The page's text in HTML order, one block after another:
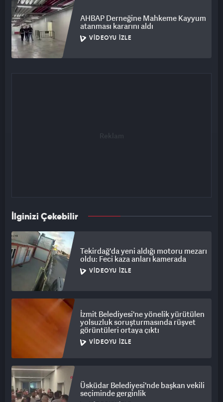
AHBAP Derneğine Mahkeme Kayyum
atanması kararını aldı
VIDEOYU İZLE
İlginizi Çekebilir
Tekirdağ'da yeni aldığı motoru mezarı
oldu: Feci kaza anları kamerada
VIDEOYU İZLE
İzmit Belediyesi'ne yönelik yürütülen
yolsuzluk soruşturmasında rüşvet
görüntüleri ortaya çıktı
VIDEOYU İZLE
Üsküdar Belediyesi'nde başkan vekili
seçiminde gerginlik